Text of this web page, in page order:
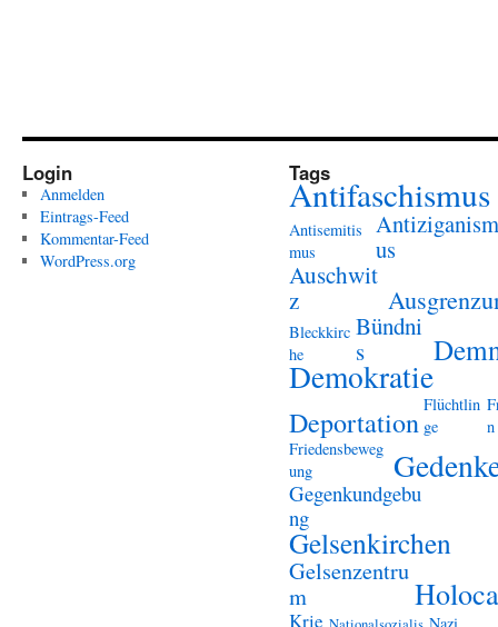
Login
Anmelden
Eintrags-Feed
Kommentar-Feed
WordPress.org
Tags
Antifaschismus
Antisemitis
mus
Antiziganism
us
Auschwit
z
Bleckkirc
he
Bündni
s
Demokratie
Deportation
Flüchtlin
ge
n
Friedensbeweg
ung
Gegenkundgebu
ng
Gelsenkirchen
Gelsenzentru
m
Krie